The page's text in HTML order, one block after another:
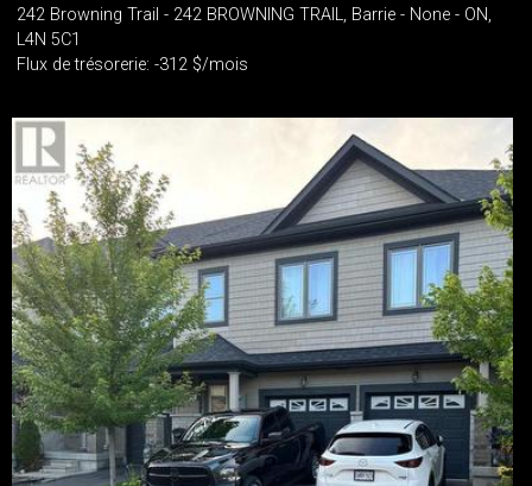
242 Browning Trail - 242 BROWNING TRAIL, Barrie - None - ON,
L4N 5C1
Flux de trésorerie: -312 $/mois